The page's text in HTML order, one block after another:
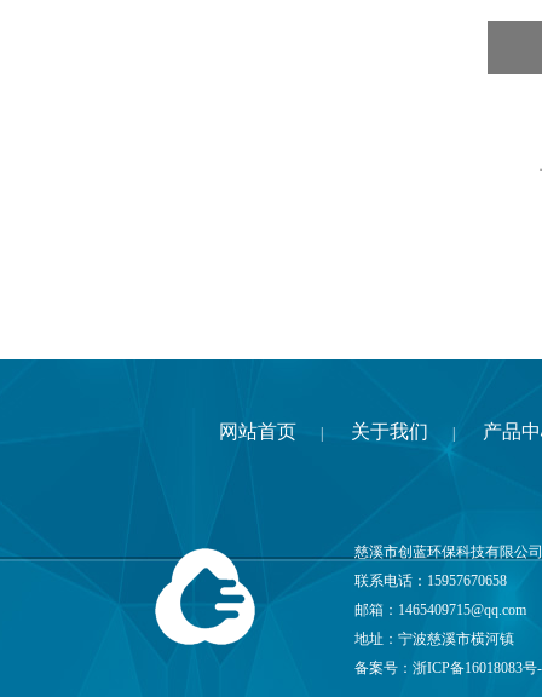
网站首页 关于我们 产品
慈溪市创蓝环保科技有限公
联系电话：15957670658
邮箱： 1465409715@qq.com
地址：宁波慈溪市横河镇
备案号： 浙ICP备16018083号